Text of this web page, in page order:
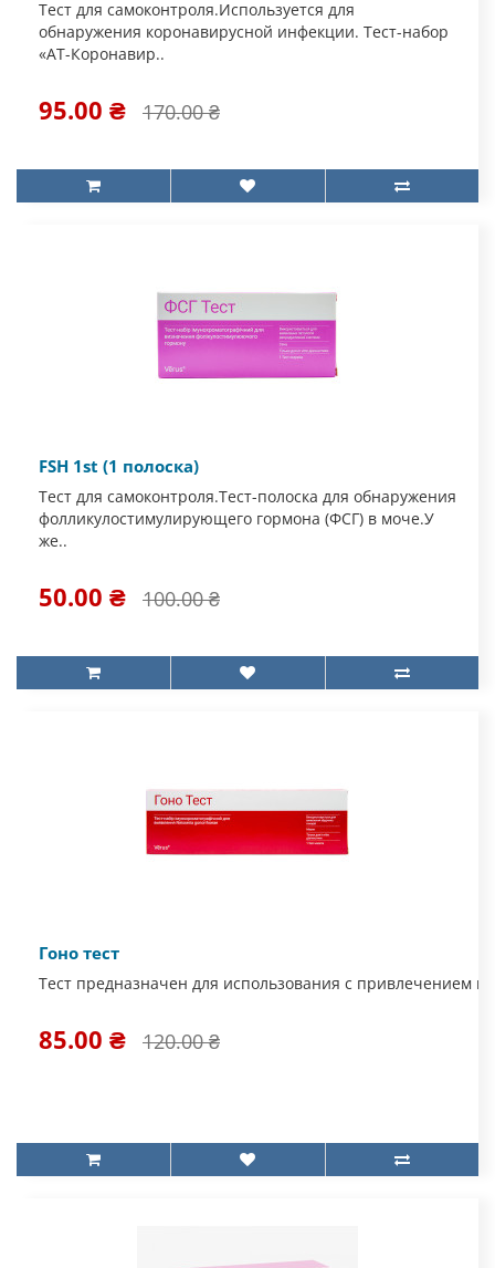
Тест для самоконтроля.Используется для
обнаружения коронавирусной инфекции. Тест-набор
«АТ-Коронавир..
95.00 ₴ 170.00 ₴
FSH 1st (1 полоска)
Тест для самоконтроля.Тест-полоска для обнаружения
фолликулостимулирующего гормона (ФСГ) в моче.У
же..
50.00 ₴ 100.00 ₴
Гоно тест
Тест предназначен для использования с привлечением
85.00 ₴ 120.00 ₴